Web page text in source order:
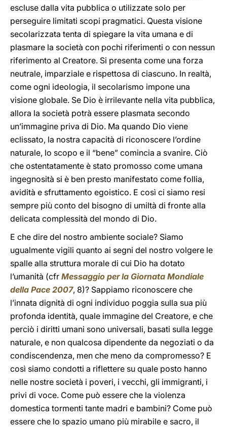
escluse dalla vita pubblica o utilizzate solo per
perseguire limitati scopi pragmatici. Questa visione
secolarizzata tenta di spiegare la vita umana e di
plasmare la società con pochi riferimenti o con nessun
riferimento al Creatore. Si presenta come una forza
neutrale, imparziale e rispettosa di ciascuno. In realtà,
come ogni ideologia, il secolarismo impone una
visione globale. Se Dio è irrilevante nella vita pubblica,
allora la società potrà essere plasmata secondo
un’immagine priva di Dio. Ma quando Dio viene
eclissato, la nostra capacità di riconoscere l’ordine
naturale, lo scopo e il “bene” comincia a svanire. Ciò
che ostentatamente è stato promosso come umana
ingegnosità si è ben presto manifestato come follia,
avidità e sfruttamento egoistico. E così ci siamo resi
sempre più conto del bisogno di umiltà di fronte alla
delicata complessità del mondo di Dio.
E che dire del nostro ambiente sociale? Siamo
ugualmente vigili quanto ai segni del nostro volgere le
spalle alla struttura morale di cui Dio ha dotato
l’umanità (cfr Messaggio per la Giornata Mondiale
della Pace 2007, 8)? Sappiamo riconoscere che
l’innata dignità di ogni individuo poggia sulla sua più
profonda identità, quale immagine del Creatore, e che
perciò i diritti umani sono universali, basati sulla legge
naturale, e non qualcosa dipendente da negoziati o da
condiscendenza, men che meno da compromesso? E
così siamo condotti a riflettere su quale posto hanno
nelle nostre società i poveri, i vecchi, gli immigranti, i
privi di voce. Come può essere che la violenza
domestica tormenti tante madri e bambini? Come può
essere che lo spazio umano più mirabile e sacro, il